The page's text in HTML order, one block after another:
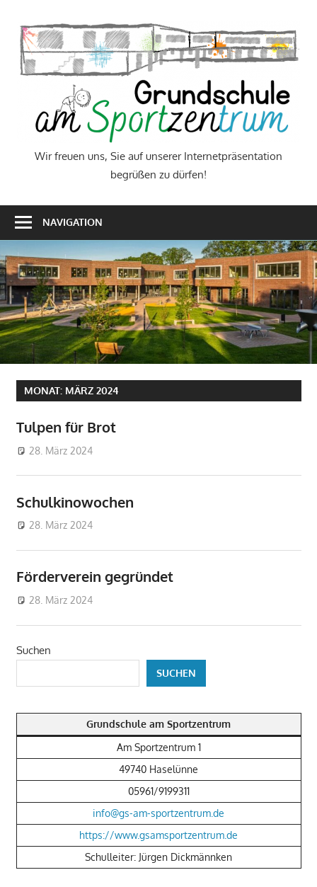
Inhalt
springen
Wir freuen uns, Sie auf unserer Internetpräsentation
begrüßen zu dürfen!
NAVIGATION
MONAT: MÄRZ 2024
Tulpen für Brot
28. März 2024
Schulkinowochen
28. März 2024
Förderverein gegründet
28. März 2024
Suchen
SUCHEN
Grundschule am Sportzentrum
Am Sportzentrum 1
49740 Haselünne
05961/9199311
info@gs-am-sportzentrum.de
https://www.gsamsportzentrum.de
Schulleiter: Jürgen Dickmännken